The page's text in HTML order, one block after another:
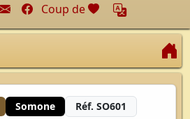
Facebook
Coup de cœur
Somone Réf. SO601